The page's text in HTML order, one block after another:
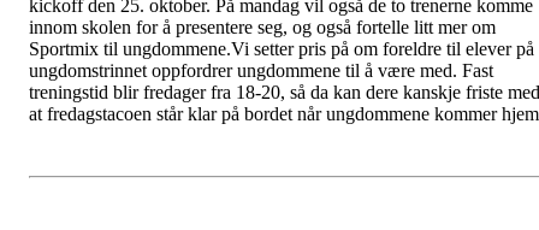
kickoff den 25. oktober. På mandag vil også de to trenerne komme
innom skolen for å presentere seg, og også fortelle litt mer om
Sportmix til ungdommene.Vi setter pris på om foreldre til elever på
ungdomstrinnet oppfordrer ungdommene til å være med. Fast
treningstid blir fredager fra 18-20, så da kan dere kanskje friste med
at fredagstacoen står klar på bordet når ungdommene kommer